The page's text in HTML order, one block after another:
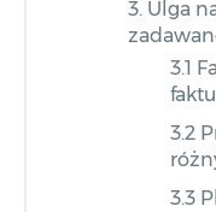
3. Ulga
3.1
3.2
3.3